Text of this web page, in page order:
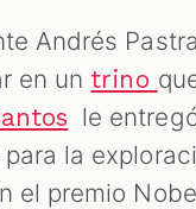
Andrés
en un trino
le
la
el premio